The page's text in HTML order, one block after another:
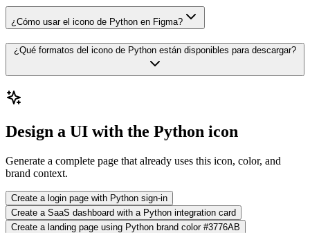
¿Cómo usar el icono de Python en Figma?
¿Qué formatos del icono de Python están disponibles para descargar?
Design a UI with the Python icon
Generate a complete page that already uses this icon, color, and
brand context.
Create a login page with Python sign-in
Create a SaaS dashboard with a Python integration card
Create a landing page using Python brand color #3776AB